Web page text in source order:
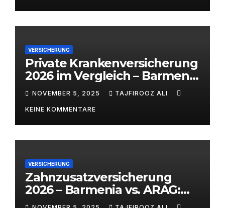
VERSICHERUNG
Private Krankenversicherung
2026 im Vergleich – Barmenia
vs. ARAG | alitaj.de
NOVEMBER 5, 2025 TAJFIROOZ ALI
KEINE KOMMENTARE
VERSICHERUNG
Zahnzusatzversicherung
2026 – Barmenia vs. ARAG:
Welcher Anbieter lohnt sich